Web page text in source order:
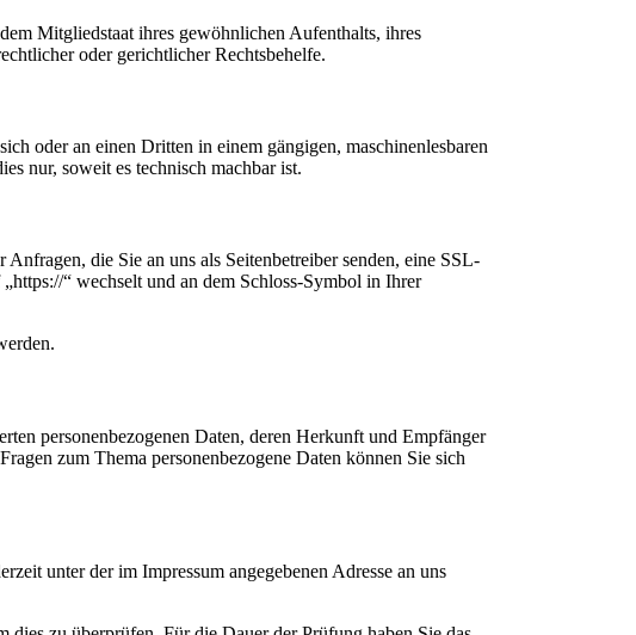
Mitgliedstaat ihres gewöhnlichen Aufenthalts, ihres
oder gerichtlicher Rechtsbehelfe.
oder an einen Dritten in einem gängigen, maschinenlesbaren
nur, soweit es technisch machbar ist.
die Sie an uns als Seitenbetreiber senden, eine SSL-
“ wechselt und an dem Schloss-Symbol in Ihrer
personenbezogenen Daten, deren Herkunft und Empfänger
zum Thema personenbezogene Daten können Sie sich
unter der im Impressum angegebenen Adresse an uns